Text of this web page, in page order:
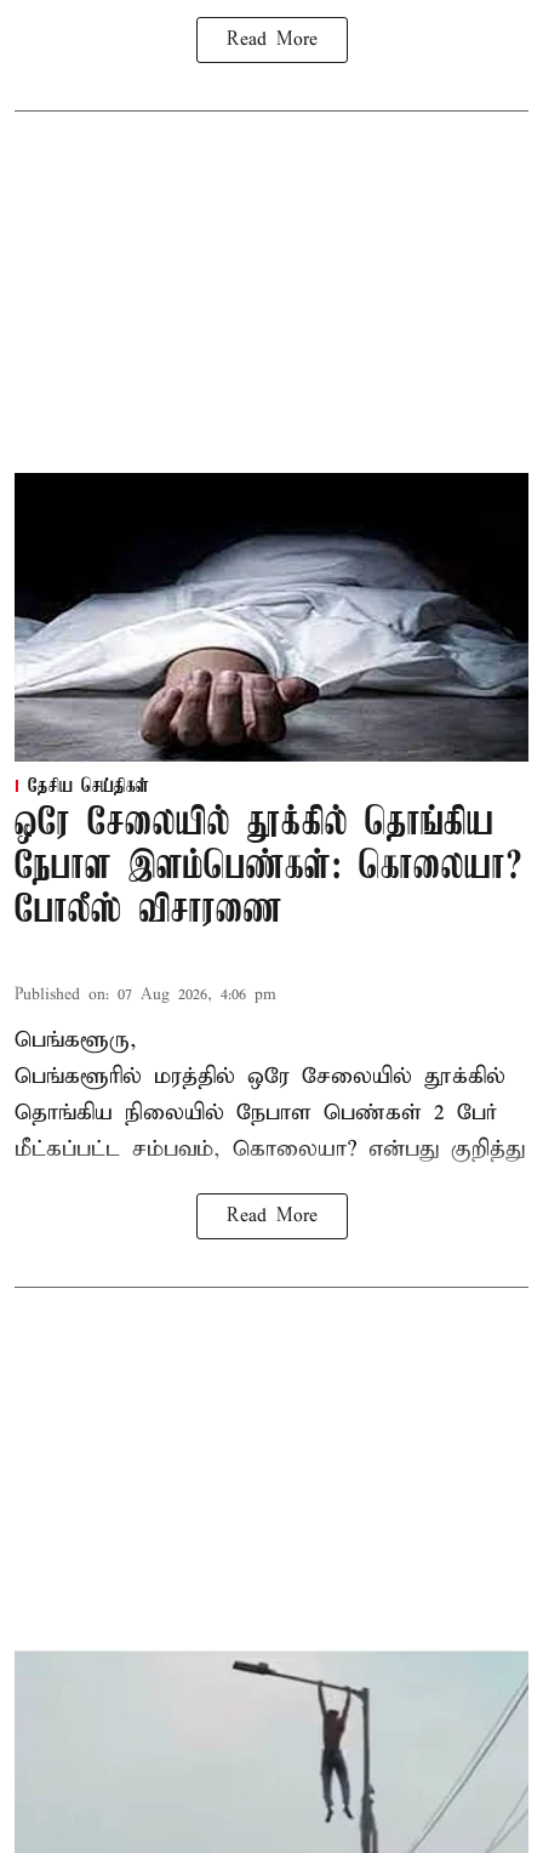
Read More
தேசிய செய்திகள்
ஒரே சேலையில் தூக்கில் தொங்கிய
நேபாள இளம்பெண்கள்: கொலையா?
போலீஸ் விசாரணை
Published on: 07 Aug 2026, 4:06 pm
பெங்களூரு,
பெங்களூரில் மரத்தில் ஒரே சேலையில் தூக்கில்
தொங்கிய நிலையில் நேபாள பெண்கள் 2 பேர்
மீட்கப்பட்ட சம்பவம், கொலையா? என்பது குறித்து
Read More